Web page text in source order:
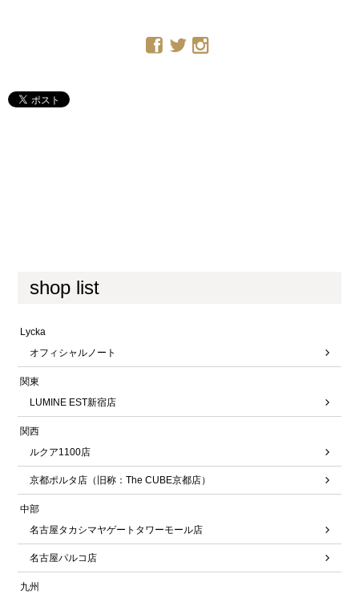
shop list
Lycka
オフィシャルノート
関東
LUMINE EST新宿店
関西
ルクア1100店
京都ポルタ店（旧称：The CUBE京都店）
中部
名古屋タカシマヤゲートタワーモール店
名古屋パルコ店
九州